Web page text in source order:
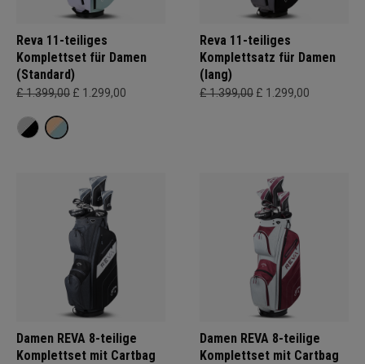
Reva 11-teiliges
Komplettset für Damen
(Standard)
£ 1.399,00 £ 1.299,00
Reva 11-teiliges
Komplettsatz für Damen
(lang)
£ 1.399,00 £ 1.299,00
Damen REVA 8-teilige
Komplettset mit Cartbag
Damen REVA 8-teilige
Komplettset mit Cartbag